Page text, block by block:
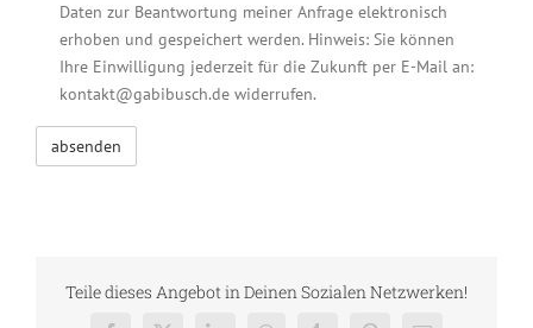
Daten zur Beantwortung meiner Anfrage elektronisch
erhoben und gespeichert werden. Hinweis: Sie können
Ihre Einwilligung jederzeit für die Zukunft per E-Mail an:
kontakt@gabibusch.de widerrufen.
Teile dieses Angebot in Deinen Sozialen Netzwerken!